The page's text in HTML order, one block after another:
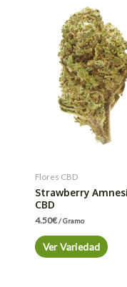
Flores CBD
Strawberry
CBD
4.50€/ Gramo
Ver Variedad